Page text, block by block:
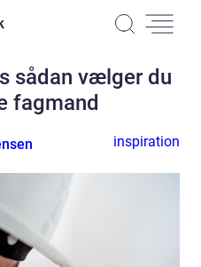
sådan vælger du
fagmand
inspiration